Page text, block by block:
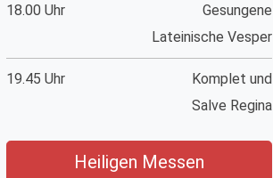
18.00 Uhr
Gesungene
Lateinische Vesper
19.45 Uhr
Komplet und
Salve Regina
Heiligen Messen